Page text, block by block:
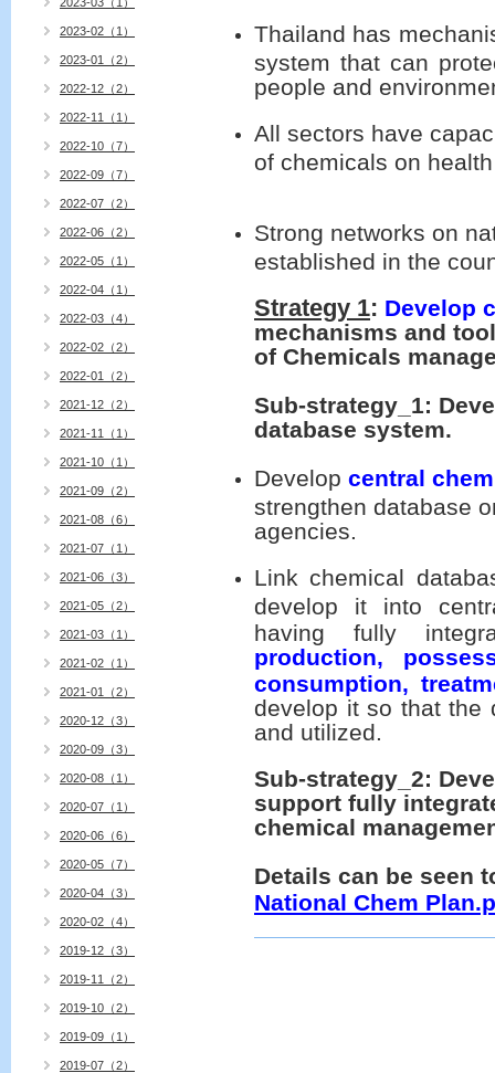
Thailand has
system that can
people and
All sectors have
of chemicals on
Strong networks on
established in the
Strategy 1: Develop
mechanisms and
of Chemicals
Sub-strategy_1:
database system.
Develop central
strengthen database
agencies.
Link chemical
develop it into
having fully
production,
consumption,
develop it so that the
and utilized.
Sub-strategy_2:
support fully
chemical
Details can be seen
National Chem
2023-02（1）
2023-01（2）
2022-12（2）
2022-11（1）
2022-10（7）
2022-09（7）
2022-07（2）
2022-06（2）
2022-05（1）
2022-04（1）
2022-03（4）
2022-02（2）
2022-01（2）
2021-12（2）
2021-11（1）
2021-10（1）
2021-09（2）
2021-08（6）
2021-07（1）
2021-06（3）
2021-05（2）
2021-03（1）
2021-02（1）
2021-01（2）
2020-12（3）
2020-09（3）
2020-08（1）
2020-07（1）
2020-06（6）
2020-05（7）
2020-04（3）
2020-02（4）
2019-12（3）
2019-11（2）
2019-10（2）
2019-09（1）
2019-07（2）